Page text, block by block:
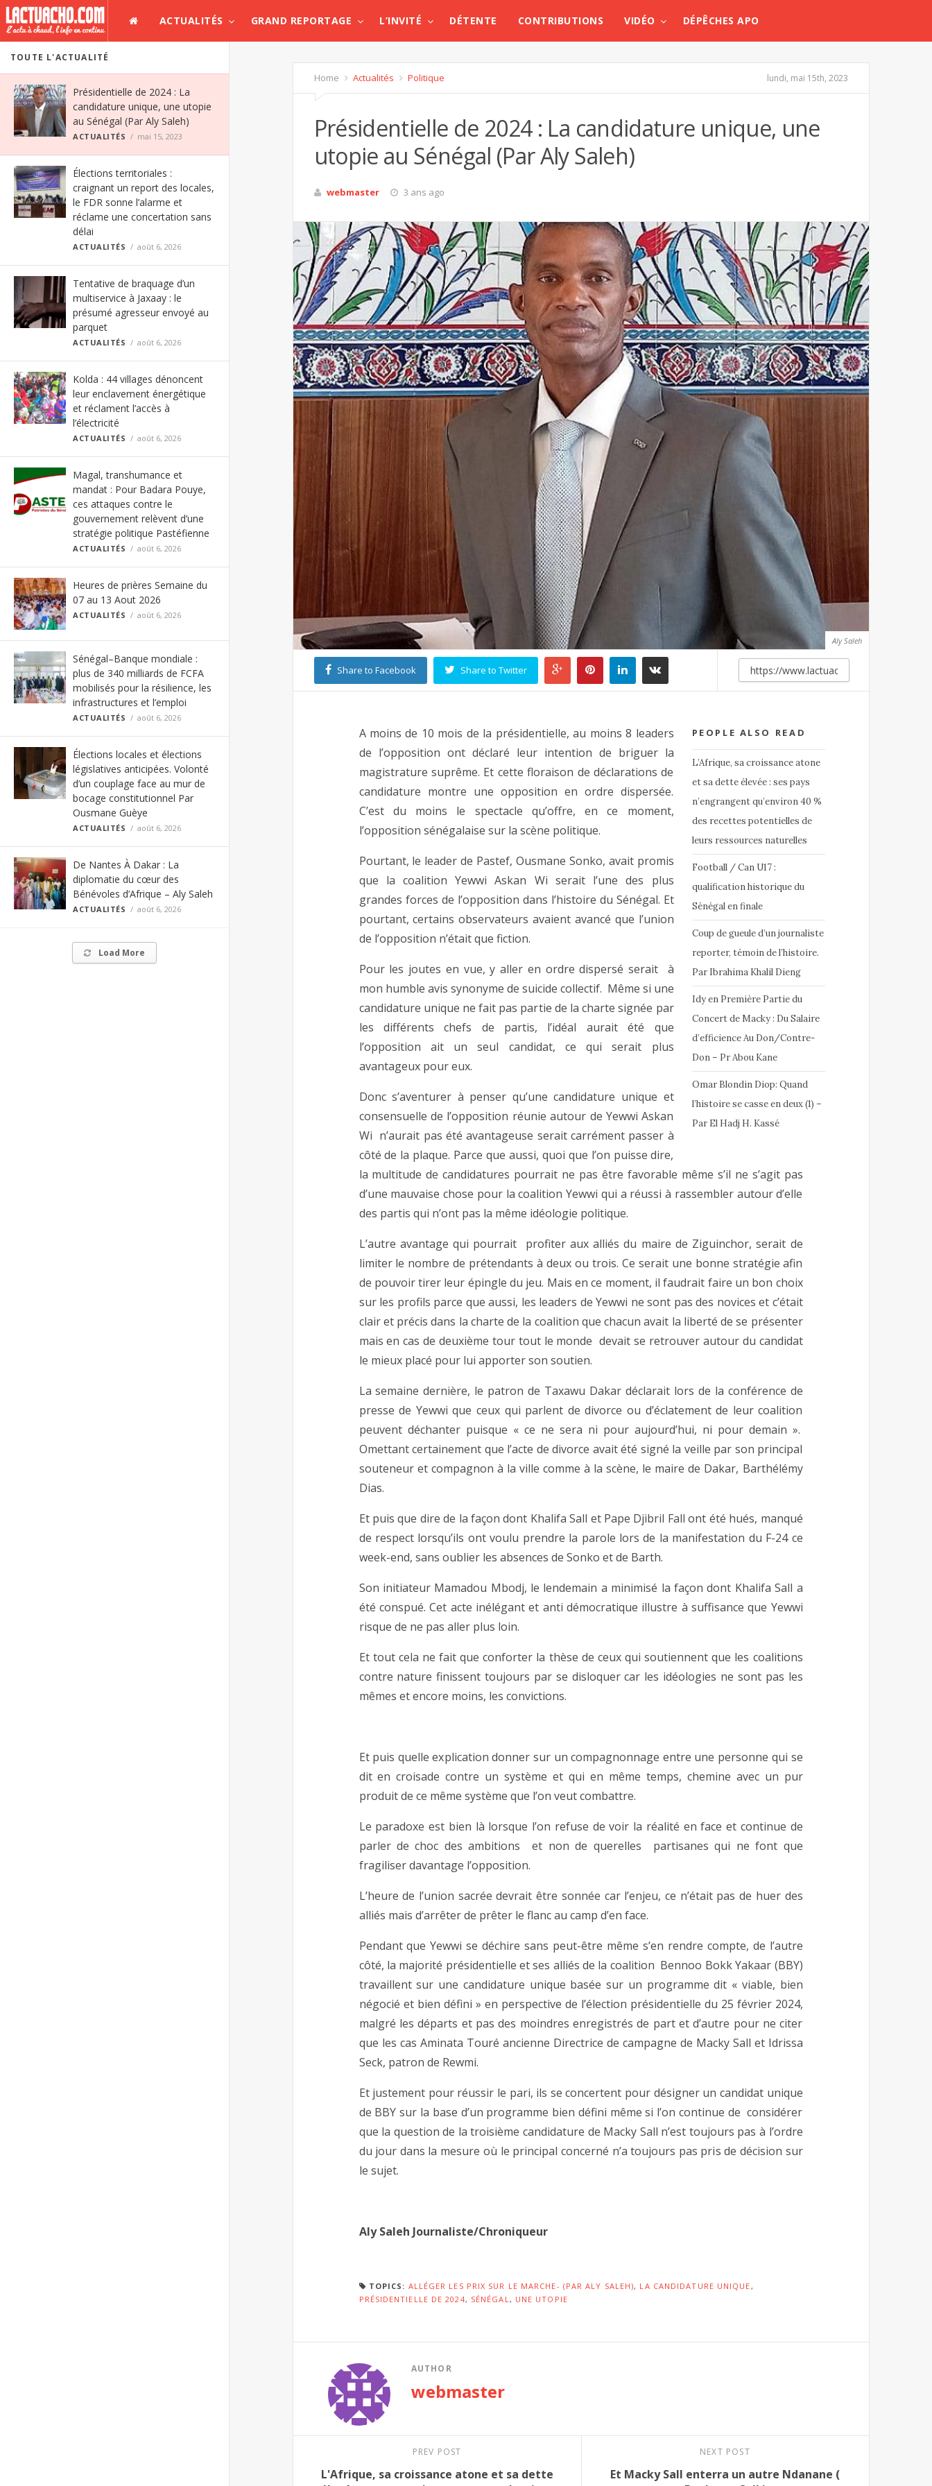
ACTUALITÉS GRAND REPORTAGE L’INVITÉ DÉTENTE CONTRIBUTIONS VIDÉO DÉPÊCHES APO
TOUTE L'ACTUALITÉ
Présidentielle de 2024 : La
candidature unique, une utopie
au Sénégal (Par Aly Saleh)
ACTUALITÉS mai 15, 2023
Élections territoriales :
craignant un report des locales,
le FDR sonne l’alarme et
réclame une concertation sans
délai
ACTUALITÉS août 6, 2026
Tentative de braquage d’un
multiservice à Jaxaay : le
présumé agresseur envoyé au
parquet
ACTUALITÉS août 6, 2026
Kolda : 44 villages dénoncent
leur enclavement énergétique
et réclament l’accès à
l’électricité
ACTUALITÉS août 6, 2026
Magal, transhumance et
mandat : Pour Badara Pouye,
ces attaques contre le
gouvernement relèvent d’une
stratégie politique Pastéfienne
ACTUALITÉS août 6, 2026
Heures de prières Semaine du
07 au 13 Aout 2026
ACTUALITÉS août 6, 2026
Sénégal–Banque mondiale :
plus de 340 milliards de FCFA
mobilisés pour la résilience, les
infrastructures et l’emploi
ACTUALITÉS août 6, 2026
Élections locales et élections
législatives anticipées. Volonté
d’un couplage face au mur de
bocage constitutionnel Par
Ousmane Guèye
ACTUALITÉS août 6, 2026
De Nantes À Dakar : La
diplomatie du cœur des
Bénévoles d’Afrique – Aly Saleh
ACTUALITÉS août 6, 2026
Load More
Home Actualités Politique lundi, mai 15th, 2023
Présidentielle de 2024 : La candidature unique, une
utopie au Sénégal (Par Aly Saleh)
webmaster 3 ans ago
Aly Saleh
Share to Facebook Share to Twitter
PEOPLE ALSO READ
L’Afrique, sa croissance atone
et sa dette élevée : ses pays
n’engrangent qu’environ 40 %
des recettes potentielles de
leurs ressources naturelles
Football / Can U17 :
qualification historique du
Sénégal en finale
Coup de gueule d’un journaliste
reporter, témoin de l’histoire.
Par Ibrahima Khalil Dieng
Idy en Première Partie du
Concert de Macky : Du Salaire
d’efficience Au Don/Contre-
Don – Pr Abou Kane
Omar Blondin Diop: Quand
l’histoire se casse en deux (1) –
Par El Hadj H. Kassé
A moins de 10 mois de la présidentielle, au moins 8 leaders
de l’opposition ont déclaré leur intention de briguer la
magistrature suprême. Et cette floraison de déclarations de
candidature montre une opposition en ordre dispersée.
C’est du moins le spectacle qu’offre, en ce moment,
l’opposition sénégalaise sur la scène politique.
Pourtant, le leader de Pastef, Ousmane Sonko, avait promis
que la coalition Yewwi Askan Wi serait l’une des plus
grandes forces de l’opposition dans l’histoire du Sénégal. Et
pourtant, certains observateurs avaient avancé que l’union
de l’opposition n’était que fiction.
Pour les joutes en vue, y aller en ordre dispersé serait à
mon humble avis synonyme de suicide collectif. Même si une
candidature unique ne fait pas partie de la charte signée par
les différents chefs de partis, l’idéal aurait été que
l’opposition ait un seul candidat, ce qui serait plus
avantageux pour eux.
Donc s’aventurer à penser qu’une candidature unique et
consensuelle de l’opposition réunie autour de Yewwi Askan
Wi n’aurait pas été avantageuse serait carrément passer à
côté de la plaque. Parce que aussi, quoi que l’on puisse dire,
la multitude de candidatures pourrait ne pas être favorable même s’il ne s’agit pas
d’une mauvaise chose pour la coalition Yewwi qui a réussi à rassembler autour d’elle
des partis qui n’ont pas la même idéologie politique.
L’autre avantage qui pourrait profiter aux alliés du maire de Ziguinchor, serait de
limiter le nombre de prétendants à deux ou trois. Ce serait une bonne stratégie afin
de pouvoir tirer leur épingle du jeu. Mais en ce moment, il faudrait faire un bon choix
sur les profils parce que aussi, les leaders de Yewwi ne sont pas des novices et c’était
clair et précis dans la charte de la coalition que chacun avait la liberté de se présenter
mais en cas de deuxième tour tout le monde devait se retrouver autour du candidat
le mieux placé pour lui apporter son soutien.
La semaine dernière, le patron de Taxawu Dakar déclarait lors de la conférence de
presse de Yewwi que ceux qui parlent de divorce ou d’éclatement de leur coalition
peuvent déchanter puisque « ce ne sera ni pour aujourd’hui, ni pour demain ».
Omettant certainement que l’acte de divorce avait été signé la veille par son principal
souteneur et compagnon à la ville comme à la scène, le maire de Dakar, Barthélémy
Dias.
Et puis que dire de la façon dont Khalifa Sall et Pape Djibril Fall ont été hués, manqué
de respect lorsqu’ils ont voulu prendre la parole lors de la manifestation du F-24 ce
week-end, sans oublier les absences de Sonko et de Barth.
Son initiateur Mamadou Mbodj, le lendemain a minimisé la façon dont Khalifa Sall a
été conspué. Cet acte inélégant et anti démocratique illustre à suffisance que Yewwi
risque de ne pas aller plus loin.
Et tout cela ne fait que conforter la thèse de ceux qui soutiennent que les coalitions
contre nature finissent toujours par se disloquer car les idéologies ne sont pas les
mêmes et encore moins, les convictions.
Et puis quelle explication donner sur un compagnonnage entre une personne qui se
dit en croisade contre un système et qui en même temps, chemine avec un pur
produit de ce même système que l’on veut combattre.
Le paradoxe est bien là lorsque l’on refuse de voir la réalité en face et continue de
parler de choc des ambitions et non de querelles partisanes qui ne font que
fragiliser davantage l’opposition.
L’heure de l’union sacrée devrait être sonnée car l’enjeu, ce n’était pas de huer des
alliés mais d’arrêter de prêter le flanc au camp d’en face.
Pendant que Yewwi se déchire sans peut-être même s’en rendre compte, de l’autre
côté, la majorité présidentielle et ses alliés de la coalition Bennoo Bokk Yakaar (BBY)
travaillent sur une candidature unique basée sur un programme dit « viable, bien
négocié et bien défini » en perspective de l’élection présidentielle du 25 février 2024,
malgré les départs et pas des moindres enregistrés de part et d’autre pour ne citer
que les cas Aminata Touré ancienne Directrice de campagne de Macky Sall et Idrissa
Seck, patron de Rewmi.
Et justement pour réussir le pari, ils se concertent pour désigner un candidat unique
de BBY sur la base d’un programme bien défini même si l’on continue de considérer
que la question de la troisième candidature de Macky Sall n’est toujours pas à l’ordre
du jour dans la mesure où le principal concerné n’a toujours pas pris de décision sur
le sujet.
Aly Saleh Journaliste/Chroniqueur
TOPICS: ALLÉGER LES PRIX SUR LE MARCHE- (PAR ALY SALEH), LA CANDIDATURE UNIQUE ,
PRÉSIDENTIELLE DE 2024, SÉNÉGAL , UNE UTOPIE
AUTHOR
webmaster
PREV POST
L'Afrique, sa croissance atone et sa dette
NEXT POST
Et Macky Sall enterra un autre Ndanane (